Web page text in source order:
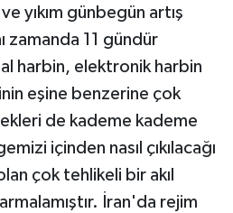
yıkım günbegün artış
zamanda 11 gündür
harbin, elektronik harbin
eşine benzerine çok
de kademe kademe
içinden nasıl çıkılacağı
çok tehlikeli bir akıl
İran'da rejim